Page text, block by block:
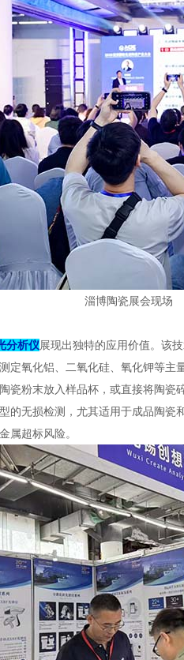
淄博陶瓷展会现场
分析仪展现出独特的应用价值。该
定氧化铝、二氧化硅、氧化钾等主
瓷粉末放入样品杯，或直接将陶
的无损检测，尤其适用于成品陶
属超标风险。